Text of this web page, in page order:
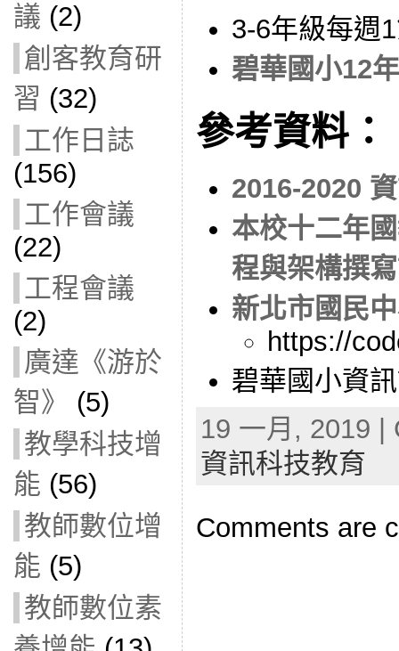
議 (2)
創客教育研
習 (32)
工作日誌
(156)
工作會議
(22)
工程會議
(2)
廣達《游於
智》
(5)
教學科技增
能 (56)
教師數位增
能 (5)
教師數位素
3-6年級每週
碧華國小12
參考資料：
2016-2020
本校十二年
程與架構撰
新北市國民
https://
碧華國小資
19 一月, 2019
資訊科技教育
Comments are